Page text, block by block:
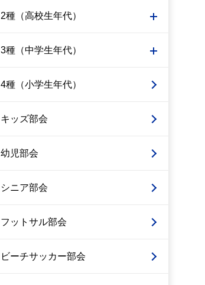
2種（高校生年代）
3種（中学生年代）
4種（小学生年代）
キッズ部会
幼児部会
シニア部会
フットサル部会
ビーチサッカー部会